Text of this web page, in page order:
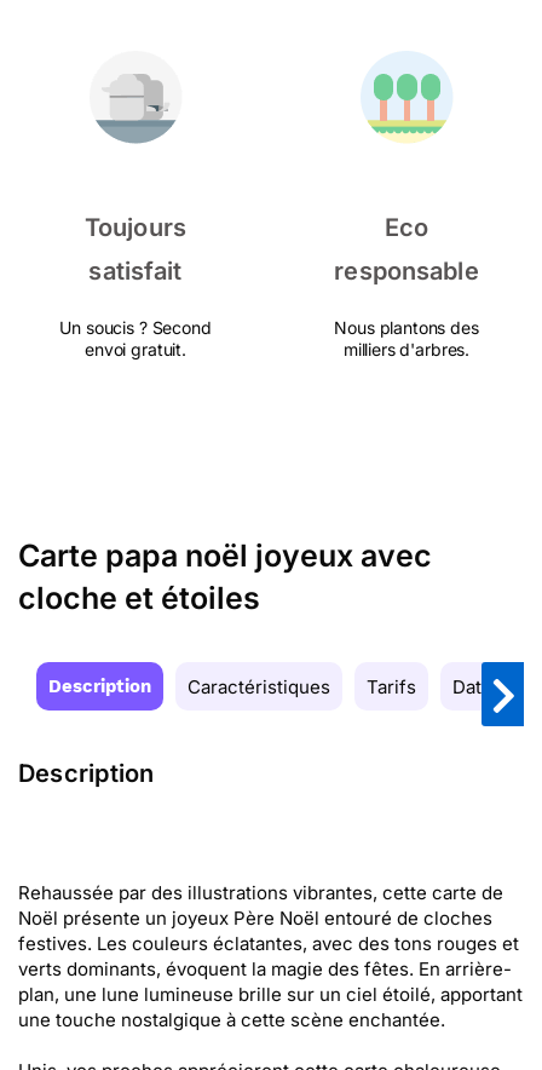
Toujours
satisfait
Un soucis ? Second
envoi gratuit.
Eco
responsable
Nous plantons des
milliers d'arbres.
Carte papa noël joyeux avec
cloche et étoiles
Description Caractéristiques Tarifs Date de
Description
Rehaussée par des illustrations vibrantes, cette carte de
Noël présente un joyeux Père Noël entouré de cloches
festives. Les couleurs éclatantes, avec des tons rouges et
verts dominants, évoquent la magie des fêtes. En arrière-
plan, une lune lumineuse brille sur un ciel étoilé, apportant
une touche nostalgique à cette scène enchantée.